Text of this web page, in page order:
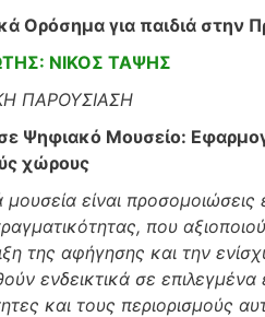
Ορόσημα για παιδιά στην
ΝΙΚΟΣ ΤΑΨΗΣ
ΠΑΡΟΥΣΙΑΣΗ
Ψηφιακό Μουσείο:
χώρους
είναι
που
της αφήγησης και την
ενδεικτικά σε
και τους περιορισμούς